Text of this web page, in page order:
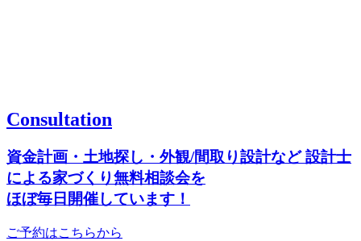
Consultation
資金計画・土地探し・外観/間取り設計など 設計士
による家づくり無料相談会を
ほぼ毎日開催しています！
ご予約はこちらから